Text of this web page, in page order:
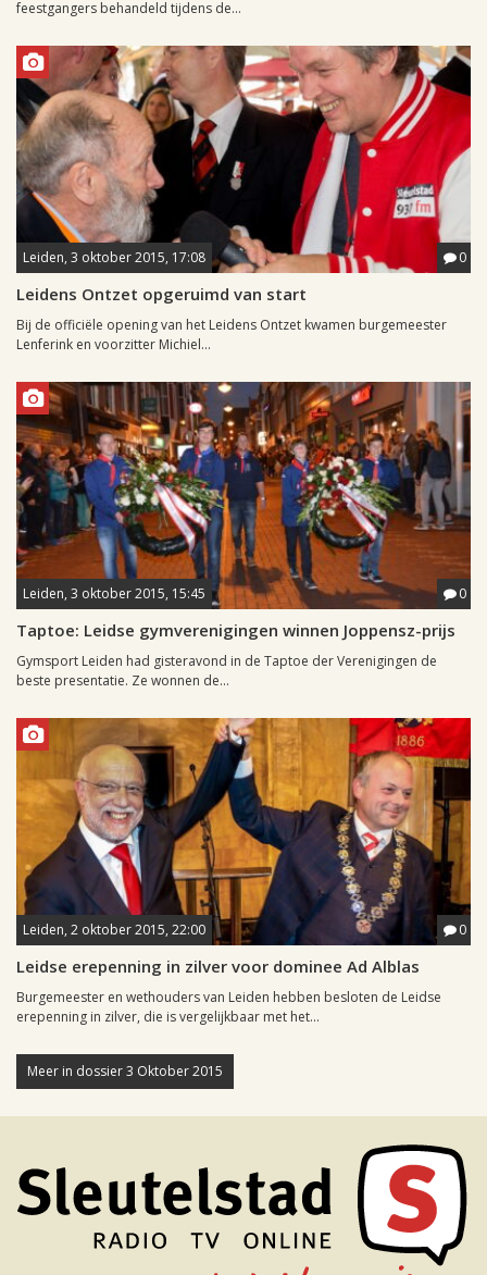
feestgangers behandeld tijdens de...
Leiden, 3 oktober 2015, 17:08 0
Leidens Ontzet opgeruimd van start
Bij de officiële opening van het Leidens Ontzet kwamen burgemeester
Lenferink en voorzitter Michiel...
Leiden, 3 oktober 2015, 15:45 0
Taptoe: Leidse gymverenigingen winnen Joppensz-prijs
Gymsport Leiden had gisteravond in de Taptoe der Verenigingen de
beste presentatie. Ze wonnen de...
Leiden, 2 oktober 2015, 22:00 0
Leidse erepenning in zilver voor dominee Ad Alblas
Burgemeester en wethouders van Leiden hebben besloten de Leidse
erepenning in zilver, die is vergelijkbaar met het...
Meer in dossier 3 Oktober 2015